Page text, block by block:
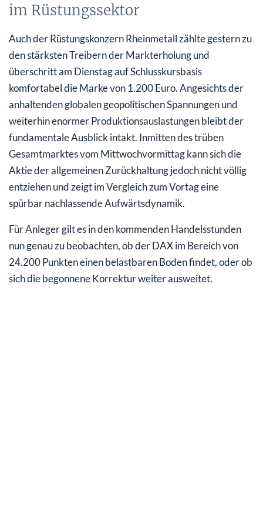
im Rüstungssektor
Auch der Rüstungskonzern Rheinmetall zählte gestern zu
den stärksten Treibern der Markterholung und
überschritt am Dienstag auf Schlusskursbasis
komfortabel die Marke von 1.200 Euro. Angesichts der
anhaltenden globalen geopolitischen Spannungen und
weiterhin enormer Produktionsauslastungen bleibt der
fundamentale Ausblick intakt. Inmitten des trüben
Gesamtmarktes vom Mittwochvormittag kann sich die
Aktie der allgemeinen Zurückhaltung jedoch nicht völlig
entziehen und zeigt im Vergleich zum Vortag eine
spürbar nachlassende Aufwärtsdynamik.
Für Anleger gilt es in den kommenden Handelsstunden
nun genau zu beobachten, ob der DAX im Bereich von
24.200 Punkten einen belastbaren Boden findet, oder ob
sich die begonnene Korrektur weiter ausweitet.